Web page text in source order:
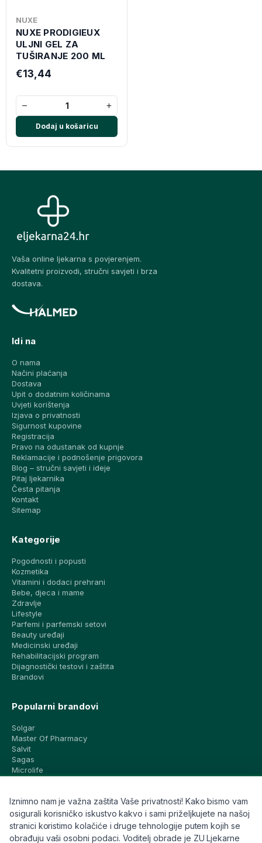
NUXE
NUXE PRODIGIEUX
ULJNI GEL ZA
TUŠIRANJE 200 ML
€13,44
− +
Dodaj u košaricu
Vaša online ljekarna s povjerenjem.
Kvalitetni proizvodi, stručni savjeti i brza
dostava.
Idi na
O nama
Načini plaćanja
Dostava
Upit o dodatnim količinama
Uvjeti korištenja
Izjava o privatnosti
Sigurnost kupovine
Registracija
Pravo na odustanak od kupnje
Reklamacije i podnošenje prigovora
Blog – stručni savjeti i ideje
Pitaj ljekarnika
Česta pitanja
Kontakt
Sitemap
Kategorije
Pogodnosti i popusti
Kozmetika
Vitamini i dodaci prehrani
Bebe, djeca i mame
Zdravlje
Lifestyle
Parfemi i parfemski setovi
Beauty uređaji
Medicinski uređaji
Rehabilitacijski program
Dijagnostički testovi i zaštita
Brandovi
Popularni brandovi
Solgar
Master Of Pharmacy
Salvit
Sagas
Microlife
CeraVe
Eucerin
Avene
Bioderma
Iznimno nam je važna zaštita Vaše privatnosti! Kako bismo vam
osigurali korisničko iskustvo kakvo i sami priželjkujete na našoj
stranici koristimo kolačiće i druge tehnologije putem kojih se
obrađuju vaši osobni podaci. Voditelj obrade je ZU Ljekarne